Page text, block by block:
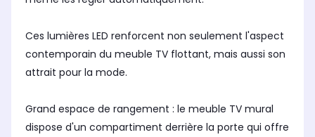
Ces lumières LED renforcent non seulement l'aspect
contemporain du meuble TV flottant, mais aussi son
attrait pour la mode.
Grand espace de rangement : le meuble TV mural
dispose d'un compartiment derrière la porte qui offre